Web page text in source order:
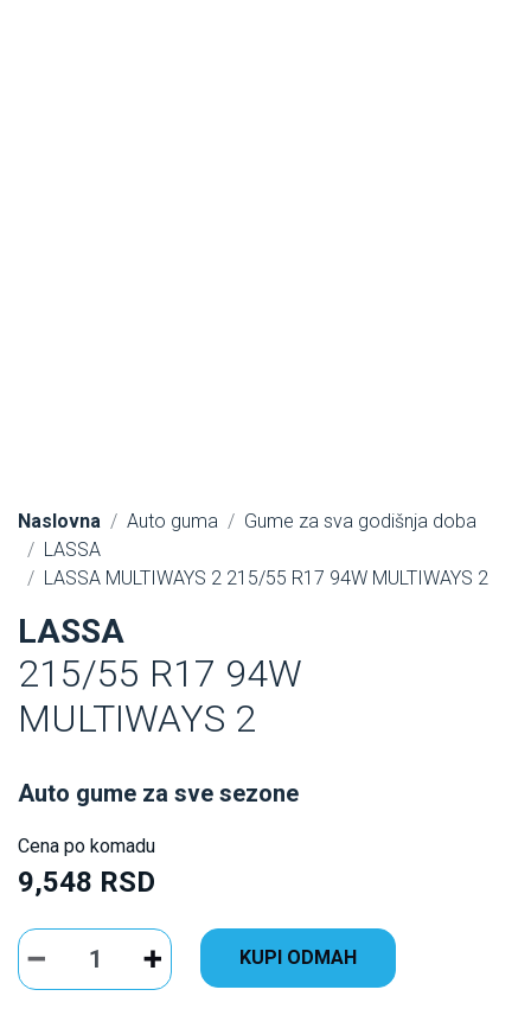
Naslovna Auto guma
Gume za sva godišnja doba
LASSA
LASSA MULTIWAYS 2 215/55 R17 94W MULTIWAYS 2
LASSA
215/55 R17 94W
MULTIWAYS 2
Auto gume za sve sezone
Cena po komadu
9,548 RSD
KUPI ODMAH